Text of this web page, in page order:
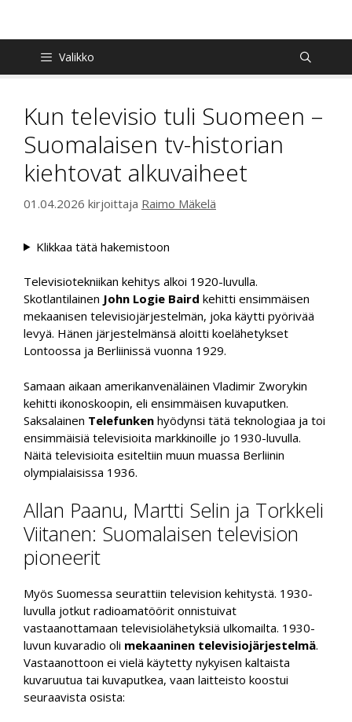
Valikko
Kun televisio tuli Suomeen –
Suomalaisen tv-historian
kiehtovat alkuvaiheet
01.04.2026 kirjoittaja Raimo Mäkelä
Klikkaa tätä hakemistoon
Televisiotekniikan kehitys alkoi 1920-luvulla.
Skotlantilainen John Logie Baird kehitti ensimmäisen
mekaanisen televisiojärjestelmän, joka käytti pyörivää
levyä. Hänen järjestelmänsä aloitti koelähetykset
Lontoossa ja Berliinissä vuonna 1929.
Samaan aikaan amerikanvenäläinen Vladimir Zworykin
kehitti ikonoskoopin, eli ensimmäisen kuvaputken.
Saksalainen Telefunken hyödynsi tätä teknologiaa ja toi
ensimmäisiä televisioita markkinoille jo 1930-luvulla.
Näitä televisioita esiteltiin muun muassa Berliinin
olympialaisissa 1936.
Allan Paanu, Martti Selin ja Torkkeli
Viitanen: Suomalaisen television
pioneerit
Myös Suomessa seurattiin television kehitystä. 1930-
luvulla jotkut radioamatöörit onnistuivat
vastaanottamaan televisiolähetyksiä ulkomailta. 1930-
luvun kuvaradio oli mekaaninen televisiojärjestelmä.
Vastaanottoon ei vielä käytetty nykyisen kaltaista
kuvaruutua tai kuvaputkea, vaan laitteisto koostui
seuraavista osista: